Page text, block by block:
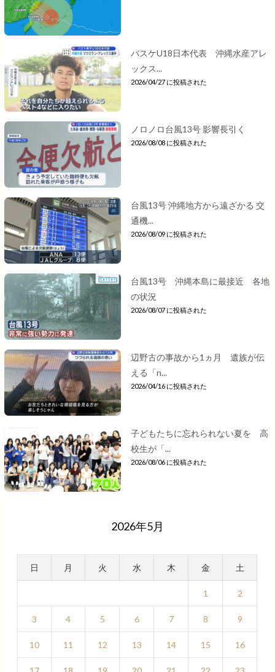
バスケU18日本代表 沖縄水産アレ
ックス...
2026/04/27 に投稿された
ノロノロ台風13号 影響長引く
2026/08/08 に投稿された
台風13号 沖縄地方から遠ざかる 交
通機...
2026/08/09 に投稿された
台風13号 沖縄本島に最接近 各地
の状況
2026/08/07 に投稿された
辺野古の事故から1ヵ月 遺族が伝
える「n...
2026/04/16 に投稿された
子どもたちに忘れられない夏を 高
校生が「...
2026/08/06 に投稿された
2026年5月
日 月 火 水 木 金 土
1 2
3 4 5 6 7 8 9
10 11 12 13 14 15 16